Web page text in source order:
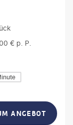
€ p. P.
ANGEBOT